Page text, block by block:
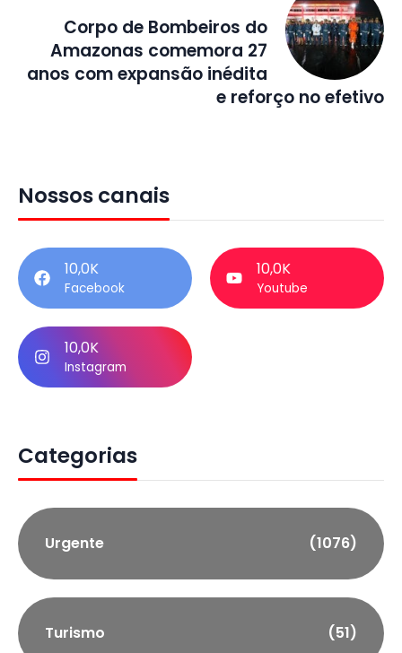
Corpo de Bombeiros do
Amazonas comemora 27
anos com expansão inédita
e reforço no efetivo
Nossos canais
10,0K
Facebook
10,0K
Youtube
10,0K
Instagram
Categorias
Urgente (1076)
Turismo (51)